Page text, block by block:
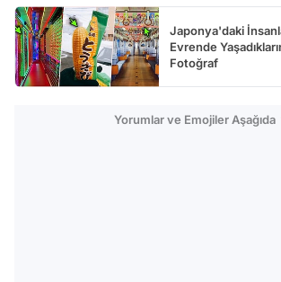
Japonya'daki
Evrende
Fotoğraf
Yorumlar ve Emojiler Aşağıda